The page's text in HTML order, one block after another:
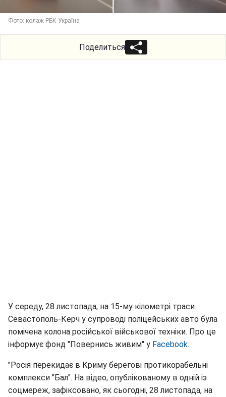
Фото: колаж РБК-Україна
Поделиться
У середу, 28 листопада, на 15-му кілометрі траси
Севастополь-Керч у супроводі поліцейських авто була
помічена колона російської військової техніки. Про це
інформує фонд "Повернись живим" у Facebook.
"Росія перекидає в Криму берегові протикорабельні
комплекси "Бал". На відео, опублікованому в одній із
соцмереж, зафіксовано, як сьогодні, 28 листопада, на